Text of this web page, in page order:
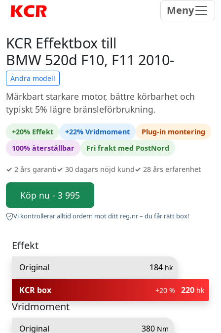
Meny
KCR Effektbox till
BMW 520d F10, F11 2010-
Ändra modell
Märkbart starkare motor, bättre körbarhet och
typiskt 5% lägre bränsleförbrukning.
+20% Effekt +22% Vridmoment
Plug-in montering
100% återställbar
Fri frakt med PostNord
✓ 2 års garanti✓ 30 dagars nöjd kund✓ 28 års erfarenhet
Köp nu - 3 995
Vi kontrollerar alltid ordern mot ditt reg.nr – du får rätt box!
Effekt
Original 184 hk
KCR box +20 % 220 hk
Vridmoment
Original 380 Nm